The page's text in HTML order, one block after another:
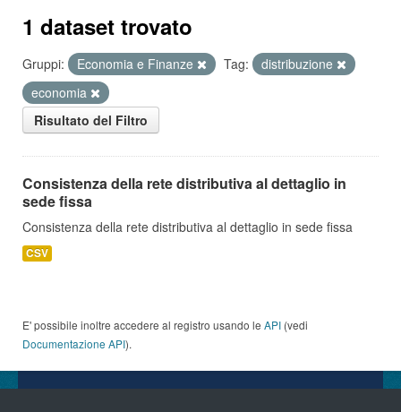
1 dataset trovato
Gruppi: Economia e Finanze Tag:
distribuzione
economia
Risultato del Filtro
Consistenza della rete distributiva al dettaglio in
sede fissa
Consistenza della rete distributiva al dettaglio in sede fissa
CSV
E' possibile inoltre accedere al registro usando le API (vedi
Documentazione API).